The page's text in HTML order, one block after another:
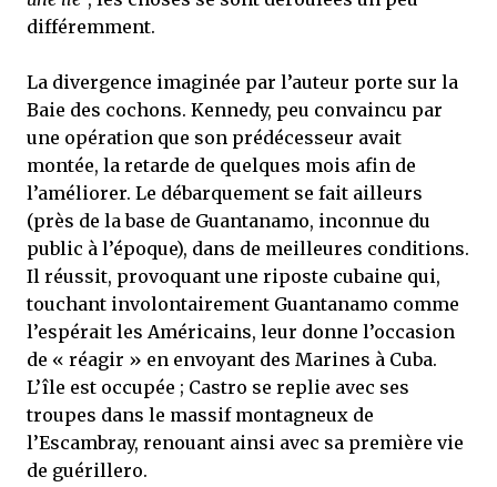
différemment.
La divergence imaginée par l’auteur porte sur la
Baie des cochons. Kennedy, peu convaincu par
une opération que son prédécesseur avait
montée, la retarde de quelques mois afin de
l’améliorer. Le débarquement se fait ailleurs
(près de la base de Guantanamo, inconnue du
public à l’époque), dans de meilleures conditions.
Il réussit, provoquant une riposte cubaine qui,
touchant involontairement Guantanamo comme
l’espérait les Américains, leur donne l’occasion
de « réagir » en envoyant des Marines à Cuba.
L’île est occupée ; Castro se replie avec ses
troupes dans le massif montagneux de
l’Escambray, renouant ainsi avec sa première vie
de guérillero.